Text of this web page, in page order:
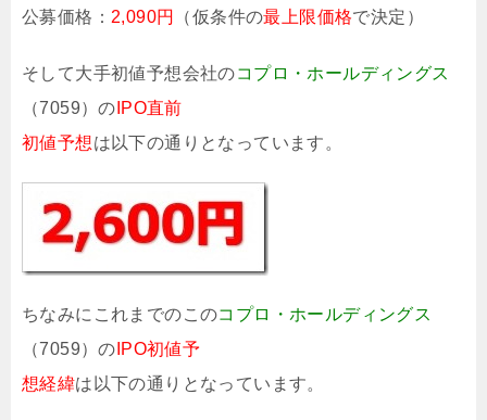
公募価格： 2,090円 （仮条件の最上限価格で決定）
そして大手初値予想会社のコプロ・ホールディングス
（7059）の IPO直前
初値予想は以下の通りとなっています。
ちなみにこれまでのこのコプロ・ホールディングス
（7059）の IPO初値予
想経緯は以下の通りとなっています。